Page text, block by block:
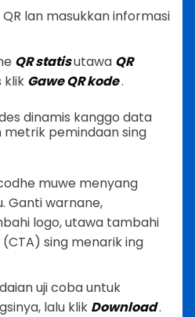
QR lan masukkan informasi
QR statisutawa QR
klik Gawe QR kode.
dinamis kanggo data
metrik pemindaan sing
muwe menyang
Ganti warnane,
logo, utawa tambahi
sing menarik ing
uji coba untuk
lalu klik Download.